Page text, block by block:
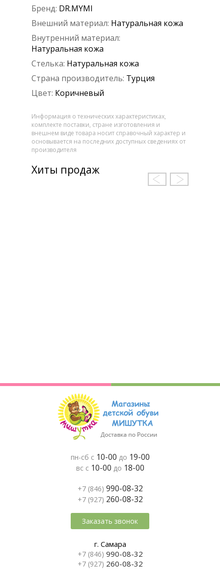
Бренд: DR.MYMI
Внешний материал: Натуральная кожа
Внутренний материал:
Натуральная кожа
Стелька: Натуральная кожа
Страна производитель: Турция
Цвет: Коричневый
Информация о технических характеристиках,
комплекте поставки, стране изготовления и
внешнем виде товара носит справочный характер и
основывается на последних доступных сведениях от
производителя
Хиты продаж
пн-сб с 10-00 до 19-00
вс с 10-00 до 18-00
+7 (846) 990-08-32
+7 (927) 260-08-32
Заказать звонок
г. Самара
+7 (846) 990-08-32
+7 (927) 260-08-32